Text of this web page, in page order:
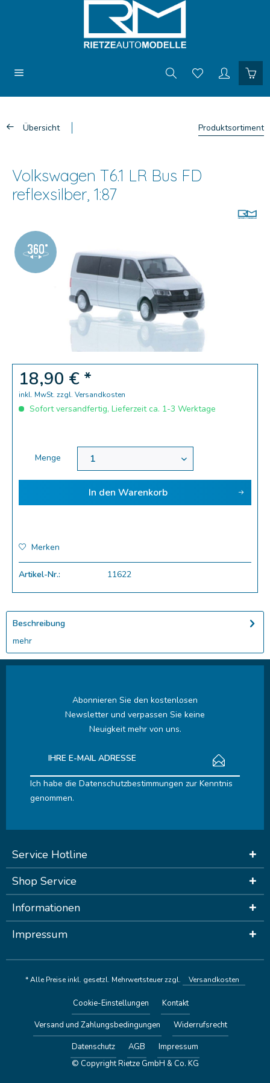
Übersicht Produktsortiment
Volkswagen T6.1 LR Bus FD
reflexsilber, 1:87
18,90 € *
inkl. MwSt. zzgl. Versandkosten
Sofort versandfertig, Lieferzeit ca. 1-3 Werktage
Menge
In den Warenkorb
Merken
Artikel-Nr.: 11622
Beschreibung
mehr
Abonnieren Sie den kostenlosen
Newsletter und verpassen Sie keine
Neuigkeit mehr von uns.
Ich habe die Datenschutzbestimmungen zur Kenntnis
genommen.
Service Hotline
Shop Service
Informationen
Impressum
* Alle Preise inkl. gesetzl. Mehrwertsteuer zzgl. Versandkosten
Cookie-Einstellungen
Kontakt
Versand und Zahlungsbedingungen
Widerrufsrecht
Datenschutz
AGB
Impressum
© Copyright Rietze GmbH & Co. KG